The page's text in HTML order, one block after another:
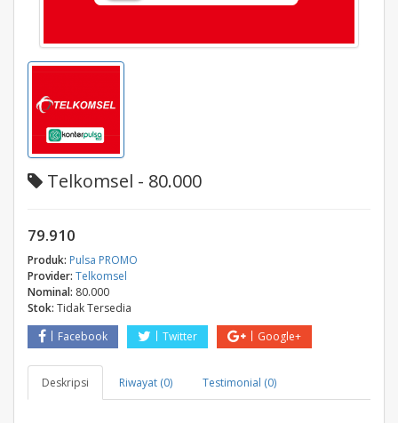
Telkomsel - 80.000
79.910
Produk: Pulsa PROMO
Provider: Telkomsel
Nominal: 80.000
Stok: Tidak Tersedia
Facebook
Twitter Google+
Deskripsi Riwayat (0) Testimonial (0)